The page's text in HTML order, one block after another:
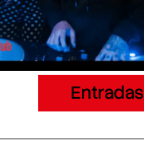
Entradas